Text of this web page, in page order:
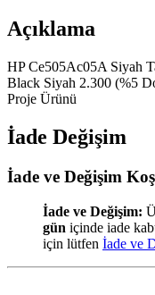
Açıklama
HP Ce505Ac05A Siyah
Black Siyah 2.300 (%5
Proje Ürünü
İade Değişim
İade ve Değişim
İade ve Değişim:
gün içinde iade
için lütfen İade ve